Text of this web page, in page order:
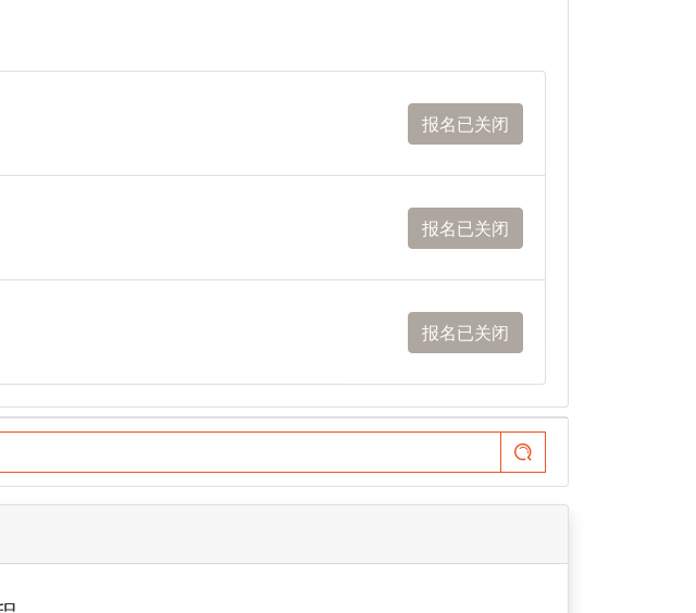
报名已关闭
报名已关闭
报名已关闭